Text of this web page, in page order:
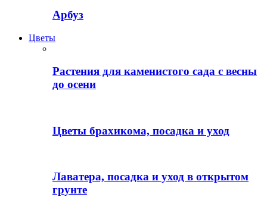
Арбуз
Цветы
Растения для каменистого сада с весны
до осени
Цветы брахикома, посадка и уход
Лаватера, посадка и уход в открытом
грунте